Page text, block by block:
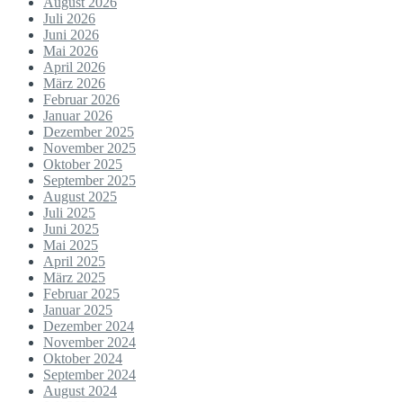
Juli 2026
Juni 2026
Mai 2026
April 2026
März 2026
Februar 2026
Januar 2026
Dezember 2025
November 2025
Oktober 2025
September 2025
August 2025
Juli 2025
Juni 2025
Mai 2025
April 2025
März 2025
Februar 2025
Januar 2025
Dezember 2024
November 2024
Oktober 2024
September 2024
August 2024